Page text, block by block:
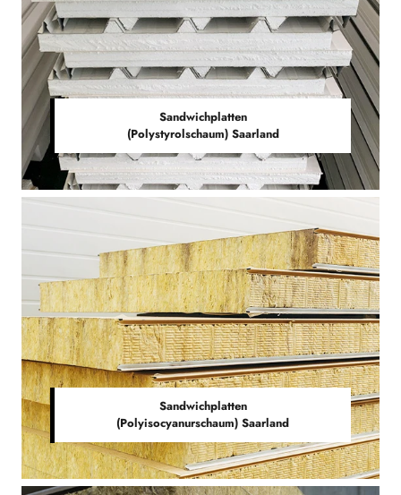
Sandwichplatten
(Polystyrolschaum) Saarland
Sandwichplatten
(Polyisocyanurschaum) Saarland